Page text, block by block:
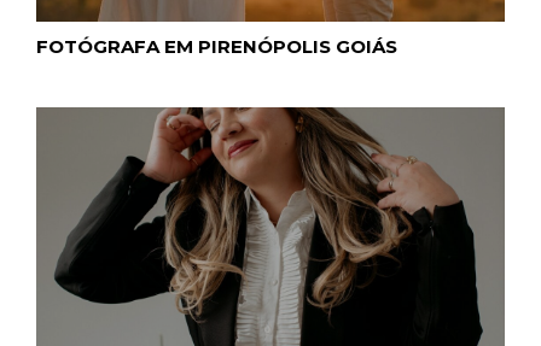
FOTÓGRAFA EM PIRENÓPOLIS GOIÁS